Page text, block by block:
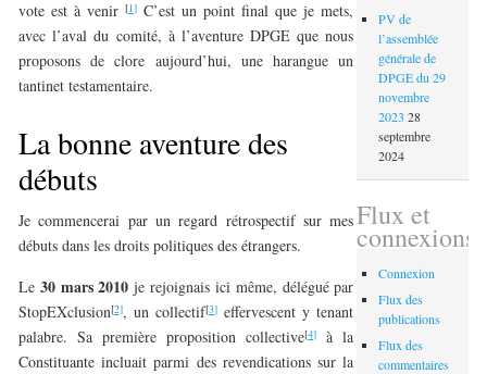
vote est à venir[1] C’est un point final que je mets,
avec l’aval du comité, à l’aventure DPGE que nous
proposons de clore aujourd’hui, une harangue un
tantinet testamentaire.
La bonne aventure des
débuts
Je commencerai par un regard rétrospectif sur mes
débuts dans les droits politiques des étrangers.
Le 30 mars 2010 je rejoignais ici même, délégué par
StopEXclusion[2], un collectif[3] effervescent y tenant
palabre. Sa première proposition collective[4]
à la
Constituante incluait parmi des revendications sur la
PV de
l’assemblée
générale de
DPGE du 29
novembre
2023 28
septembre
2024
Flux et
connexions
Connexion
Flux des
publications
Flux des
commentaires